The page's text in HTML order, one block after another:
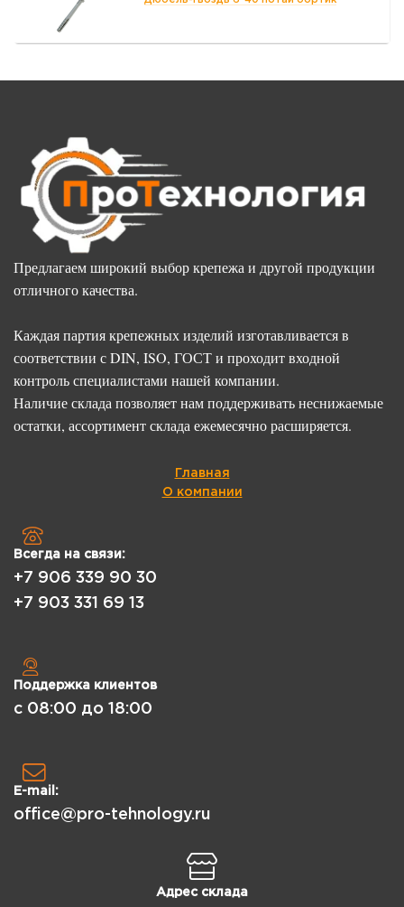
Предлагаем широкий выбор крепежа и другой продукции
отличного качества.
Каждая партия крепежных изделий изготавливается в
соответствии с DIN, ISO, ГОСТ и проходит входной
контроль специалистами нашей компании.
Наличие склада позволяет нам поддерживать неснижаемые
остатки, ассортимент склада ежемесячно расширяется.
Главная
О компании
Всегда на связи:
+7 906 339 90 30
+7 903 331 69 13
Поддержка клиентов
с 08:00 до 18:00
E-mail:
office@pro-tehnology.ru
Адрес склада